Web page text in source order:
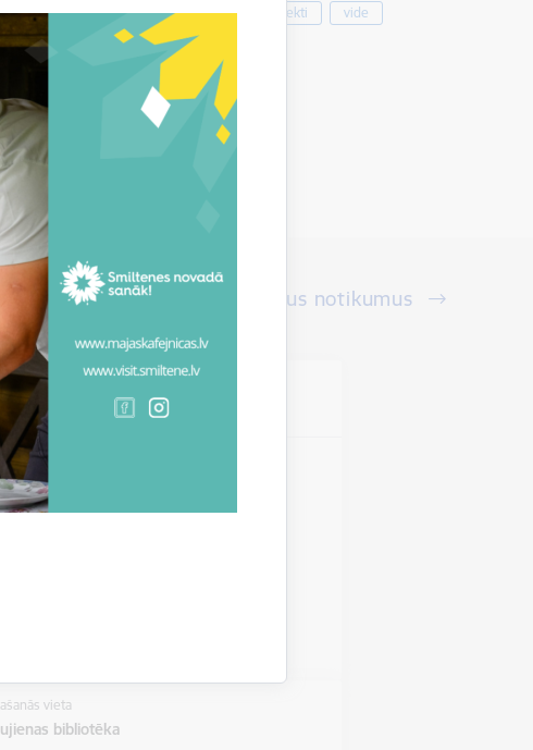
07.08.2026. Kultūra Projekti vide
Skatīt visus notikumus
vieta
novads
Smiltenes novadā
vieta
bibliotēka